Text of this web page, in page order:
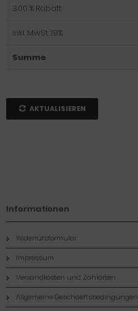
3.00 % Rabatt:
inkl. MwSt. 19%:
Summe:
AKTUALISIEREN
Informationen
Widerrufsformular
Impressum
Versandkosten und Zahlarten
Allgemeine Geschaeftsbedingungen